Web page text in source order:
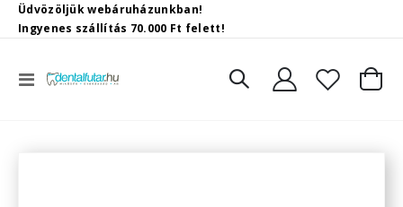
Üdvözöljük webáruházunkban!
Ingyenes szállítás 70.000 Ft felett!
Toggle
Kosár